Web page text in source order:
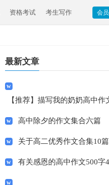
资格考试 考生写作 会
最新文章
【推荐】描写我的奶奶高中作
高中除夕的作文集合六篇
关于高二优秀作文合集10篇
有关感恩的高中作文500字